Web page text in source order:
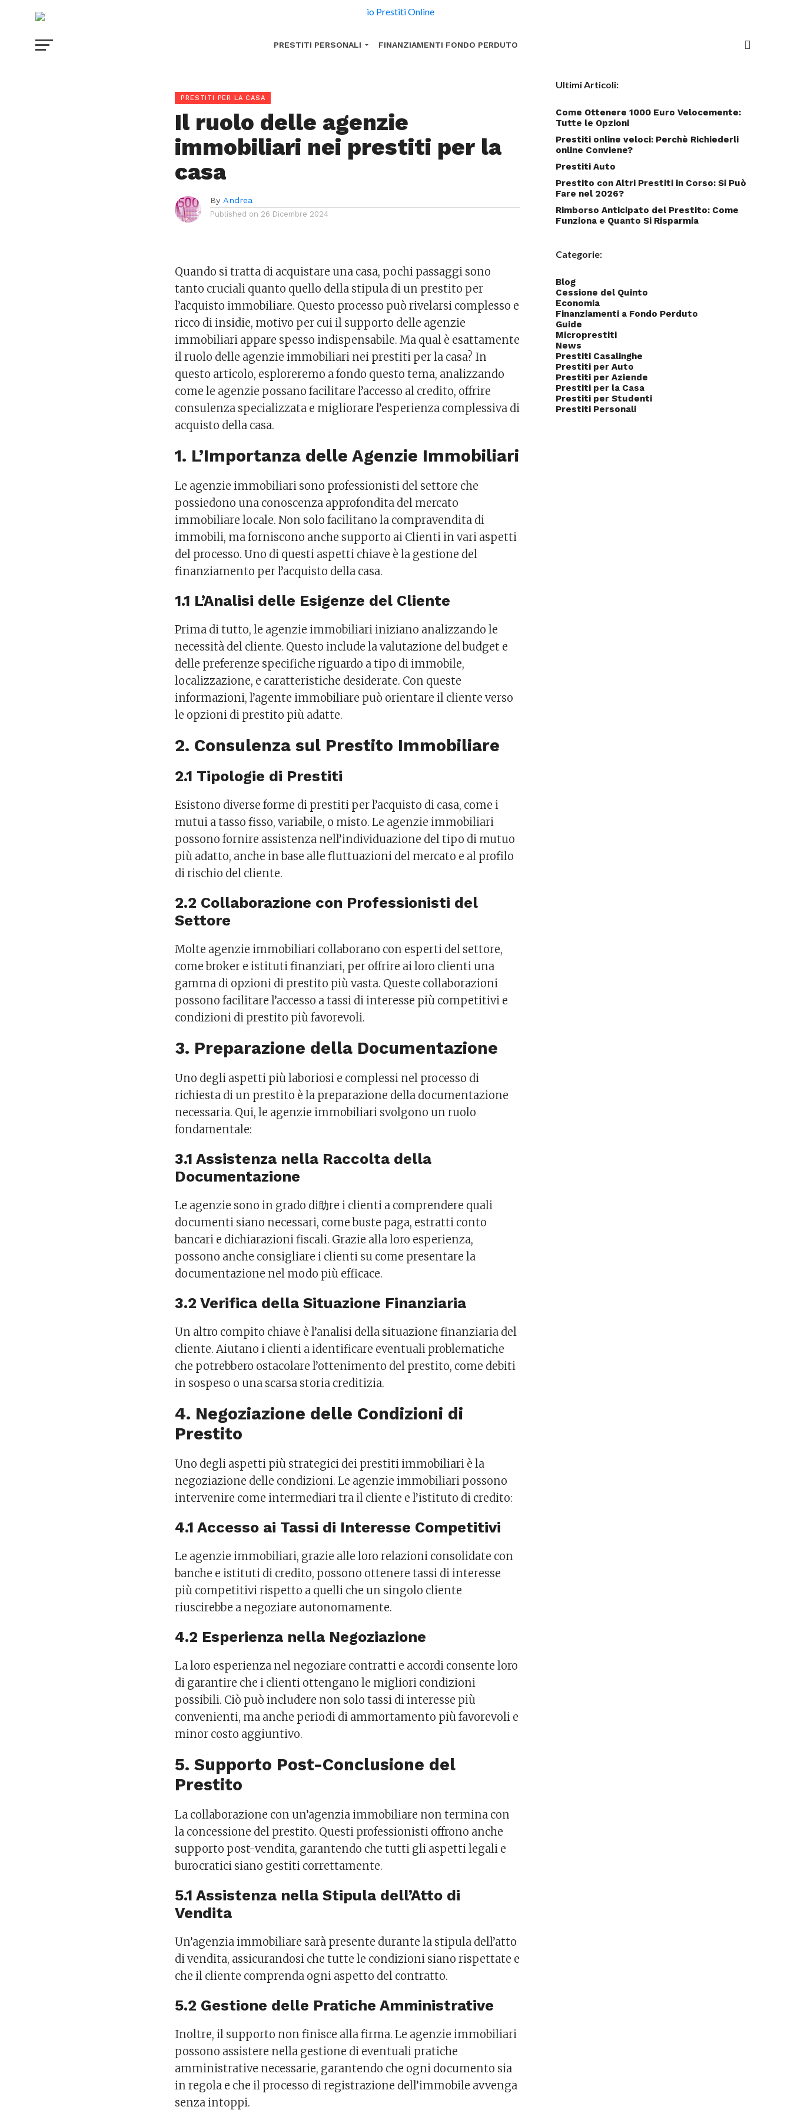
PRESTITI PERSONALI FINANZIAMENTI FONDO PERDUTO
PRESTITI PER LA CASA
Il ruolo delle agenzie
immobiliari nei prestiti per la
casa
By Andrea
Published on 26 Dicembre 2024
Quando si tratta di acquistare una casa, pochi passaggi sono
tanto cruciali quanto quello della stipula di un prestito per
l’acquisto immobiliare. Questo processo può rivelarsi complesso e
ricco di insidie, motivo per cui il supporto delle agenzie
immobiliari appare spesso indispensabile. Ma qual è esattamente
il ruolo delle agenzie immobiliari nei prestiti per la casa? In
questo articolo, esploreremo a fondo questo tema, analizzando
come le agenzie possano facilitare l’accesso al credito, offrire
consulenza specializzata e migliorare l’esperienza complessiva di
acquisto della casa.
1. L’Importanza delle Agenzie Immobiliari
Le agenzie immobiliari sono professionisti del settore che
possiedono una conoscenza approfondita del mercato
immobiliare locale. Non solo facilitano la compravendita di
immobili, ma forniscono anche supporto ai Clienti in vari aspetti
del processo. Uno di questi aspetti chiave è la gestione del
finanziamento per l’acquisto della casa.
1.1 L’Analisi delle Esigenze del Cliente
Prima di tutto, le agenzie immobiliari iniziano analizzando le
necessità del cliente. Questo include la valutazione del budget e
delle preferenze specifiche riguardo a tipo di immobile,
localizzazione, e caratteristiche desiderate. Con queste
informazioni, l’agente immobiliare può orientare il cliente verso
le opzioni di prestito più adatte.
2. Consulenza sul Prestito Immobiliare
2.1 Tipologie di Prestiti
Esistono diverse forme di prestiti per l’acquisto di casa, come i
mutui a tasso fisso, variabile, o misto. Le agenzie immobiliari
possono fornire assistenza nell’individuazione del tipo di mutuo
più adatto, anche in base alle fluttuazioni del mercato e al profilo
di rischio del cliente.
2.2 Collaborazione con Professionisti del
Settore
Molte agenzie immobiliari collaborano con esperti del settore,
come broker e istituti finanziari, per offrire ai loro clienti una
gamma di opzioni di prestito più vasta. Queste collaborazioni
possono facilitare l’accesso a tassi di interesse più competitivi e
condizioni di prestito più favorevoli.
3. Preparazione della Documentazione
Uno degli aspetti più laboriosi e complessi nel processo di
richiesta di un prestito è la preparazione della documentazione
necessaria. Qui, le agenzie immobiliari svolgono un ruolo
fondamentale:
3.1 Assistenza nella Raccolta della
Documentazione
Le agenzie sono in grado di助re i clienti a comprendere quali
documenti siano necessari, come buste paga, estratti conto
bancari e dichiarazioni fiscali. Grazie alla loro esperienza,
possono anche consigliare i clienti su come presentare la
documentazione nel modo più efficace.
3.2 Verifica della Situazione Finanziaria
Un altro compito chiave è l’analisi della situazione finanziaria del
cliente. Aiutano i clienti a identificare eventuali problematiche
che potrebbero ostacolare l’ottenimento del prestito, come debiti
in sospeso o una scarsa storia creditizia.
4. Negoziazione delle Condizioni di
Prestito
Uno degli aspetti più strategici dei prestiti immobiliari è la
negoziazione delle condizioni. Le agenzie immobiliari possono
intervenire come intermediari tra il cliente e l’istituto di credito:
4.1 Accesso ai Tassi di Interesse Competitivi
Le agenzie immobiliari, grazie alle loro relazioni consolidate con
banche e istituti di credito, possono ottenere tassi di interesse
più competitivi rispetto a quelli che un singolo cliente
riuscirebbe a negoziare autonomamente.
4.2 Esperienza nella Negoziazione
La loro esperienza nel negoziare contratti e accordi consente loro
di garantire che i clienti ottengano le migliori condizioni
possibili. Ciò può includere non solo tassi di interesse più
convenienti, ma anche periodi di ammortamento più favorevoli e
minor costo aggiuntivo.
5. Supporto Post-Conclusione del
Prestito
La collaborazione con un’agenzia immobiliare non termina con
la concessione del prestito. Questi professionisti offrono anche
supporto post-vendita, garantendo che tutti gli aspetti legali e
burocratici siano gestiti correttamente.
5.1 Assistenza nella Stipula dell’Atto di
Vendita
Un’agenzia immobiliare sarà presente durante la stipula dell’atto
di vendita, assicurandosi che tutte le condizioni siano rispettate e
che il cliente comprenda ogni aspetto del contratto.
5.2 Gestione delle Pratiche Amministrative
Inoltre, il supporto non finisce alla firma. Le agenzie immobiliari
possono assistere nella gestione di eventuali pratiche
amministrative necessarie, garantendo che ogni documento sia
in regola e che il processo di registrazione dell’immobile avvenga
senza intoppi.
Ultimi Articoli:
Come Ottenere 1000 Euro Velocemente:
Tutte le Opzioni
Prestiti online veloci: Perchè Richiederli
online Conviene?
Prestiti Auto
Prestito con Altri Prestiti in Corso: Si Può
Fare nel 2026?
Rimborso Anticipato del Prestito: Come
Funziona e Quanto Si Risparmia
Categorie:
Blog
Cessione del Quinto
Economia
Finanziamenti a Fondo Perduto
Guide
Microprestiti
News
Prestiti Casalinghe
Prestiti per Auto
Prestiti per Aziende
Prestiti per la Casa
Prestiti per Studenti
Prestiti Personali